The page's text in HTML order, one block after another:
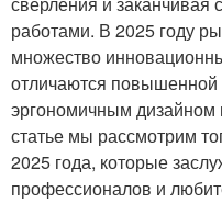
работами. В 2025 году
множество
отличаются повышенной
эргономичным дизайном
статье мы рассмотрим
2025 года, которые
профессионалов и